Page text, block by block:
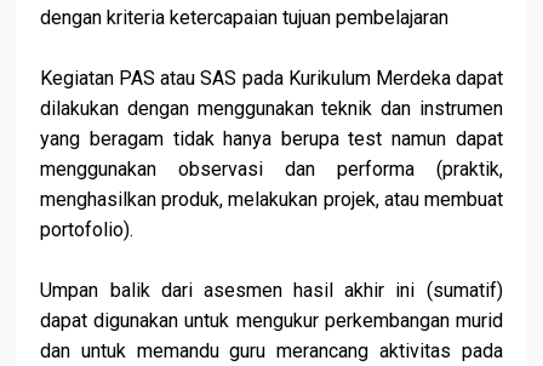
dengan kriteria ketercapaian tujuan pembelajaran
Kegiatan PAS atau SAS pada Kurikulum Merdeka dapat
dilakukan dengan menggunakan teknik dan instrumen
yang beragam tidak hanya berupa test namun dapat
menggunakan observasi dan performa (praktik,
menghasilkan produk, melakukan projek, atau membuat
portofolio).
Umpan balik dari asesmen hasil akhir ini (sumatif)
dapat digunakan untuk mengukur perkembangan murid
dan untuk memandu guru merancang aktivitas pada